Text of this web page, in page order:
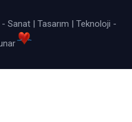
- Sanat | Tasarım | Teknoloji -